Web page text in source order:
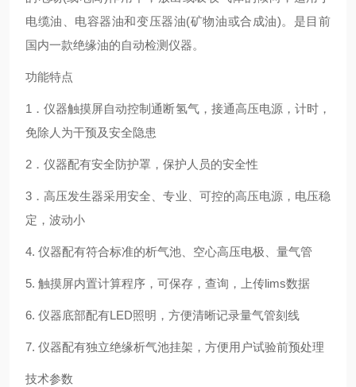
电缆油、电容器油和变压器油(矿物油或合成油)。是目前
国内一款绝缘油的自动检测仪器。
功能特点
1 ．仪器触摸屏自动控制通断氢气，接通高压电源，计时，
免除人为干预及安全隐患
2 ．仪器配有安全防护罩，保护人员的安全性
3 ．高压发生器采用安全、专业、可控的高压电源，电压稳
定，波动小
4. 仪器配有符合标准的析气池、空心高压电极、量气管
5. 触摸屏内置计算程序，可保存，查询，上传lims数据
6. 仪器底部配有LED照明，方便清晰记录量气管刻线
7. 仪器配有独立绝缘析气池挂架，方便用户试验前预处理
技术参数